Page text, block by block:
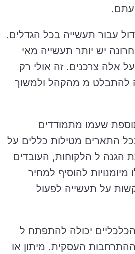
עבור תעשייה בכל הגדלים.
יש יותר תעשייה מאי
אלה צרכנים. זה אולי רק
להתבלט מ מהקהל ולמשוך
שעמו מתמודדים
התארים מטילות כללים על
הגנה ל הלקוחות, העובדים
להוסיף למחיר
על תעשייה לפעול
יכולה להתפתח ל
העסקית. מיתון או